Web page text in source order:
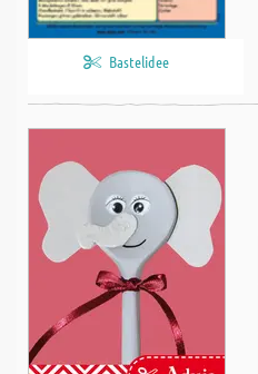
Bastelidee